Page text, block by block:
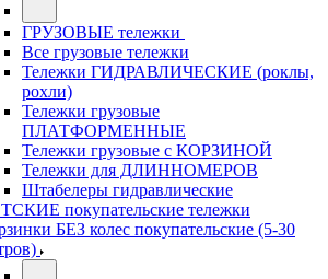
ГРУЗОВЫЕ тележки
Все грузовые тележки
Тележки ГИДРАВЛИЧЕСКИЕ (роклы,
рохли)
Тележки грузовые
ПЛАТФОРМЕННЫЕ
Тележки грузовые с КОРЗИНОЙ
Тележки для ДЛИННОМЕРОВ
Штабелеры гидравлические
покупательские тележки
БЕЗ колес покупательские (5-30